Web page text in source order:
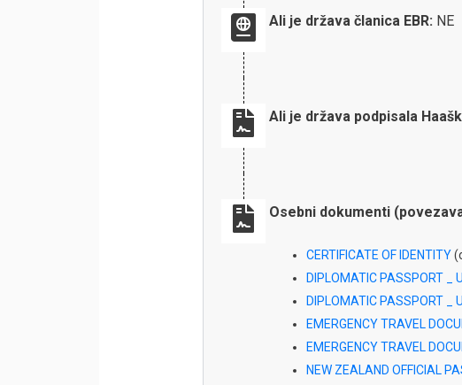
Ali je država članica EBR: NE
Ali je država podpisala
Osebni dokumenti
CERTIFICATE OF IDENTITY
DIPLOMATIC PASSPORT _
DIPLOMATIC PASSPORT _
EMERGENCY TRAVEL
EMERGENCY TRAVEL
NEW ZEALAND OFFICIAL